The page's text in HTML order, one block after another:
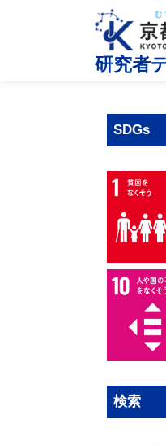
研究者
SDGs
検索